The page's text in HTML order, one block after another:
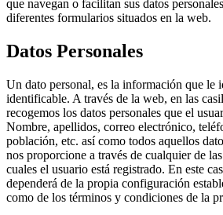
que navegan o facilitan sus datos
diferentes formularios situados en la web.
Datos Personales
Un dato personal, es la información que le
identificable. A través de la web, en las
recogemos los datos personales que el
Nombre, apellidos, correo electrónico,
población, etc. así como todos aquellos
nos proporcione a través de cualquier de
cuales el usuario está registrado. En este
dependerá de la propia configuración
como de los términos y condiciones de la